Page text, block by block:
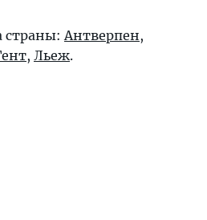
страны:Антверпен,
, Льеж.